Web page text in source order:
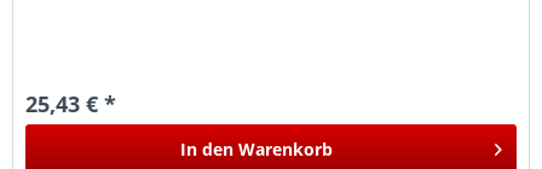
25,43 € *
In den Warenkorb